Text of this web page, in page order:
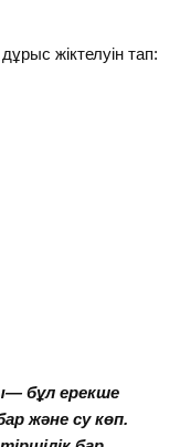
жіктелуін тап:
— бұл ерекше
және су көп.